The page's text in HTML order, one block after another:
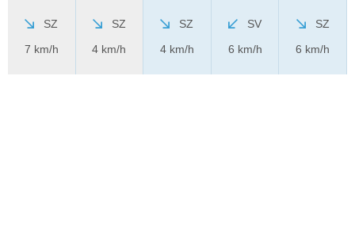
SZ
7 km/h
SZ
4 km/h
SZ
4 km/h
SV
6 km/h
SZ
6 km/h